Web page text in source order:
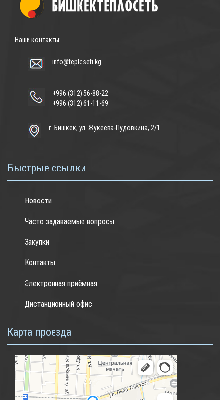
Наши контакты:
info@teploseti.kg
+996 (312) 56-88-22
+996 (312) 61-11-69
г. Бишкек, ул. Жукеева-Пудовкина, 2/1
Быстрые ссылки
Новости
Часто задаваемые вопросы
Закупки
Контакты
Электронная приёмная
Дистанционный офис
Карта проезда